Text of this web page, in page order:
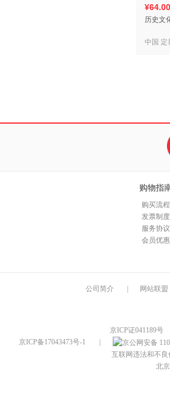
¥64.00
历史文
中国 定
购物指
购买流程
发票制度
服务协议
会员优惠
公司简介 网站联盟
京ICP证041189号
京ICP备17043473号-1
互联网违法和不良
北